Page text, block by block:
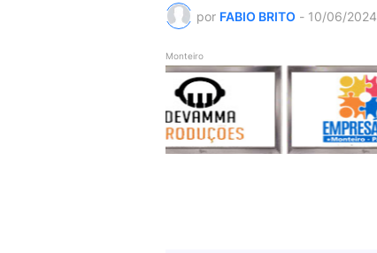
por FABIO BRITO - 10/06/2024
Monteiro